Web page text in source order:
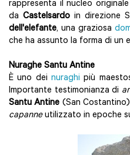
rappresenta il nucleo
da Castelsardo in direzione
dell'elefante, una graziosa
che ha assunto la forma di un
Nuraghe Santu Antine
È uno dei nuraghipiù
Importante testimonianza di
Santu Antine (San
capanneutilizzato in epoche